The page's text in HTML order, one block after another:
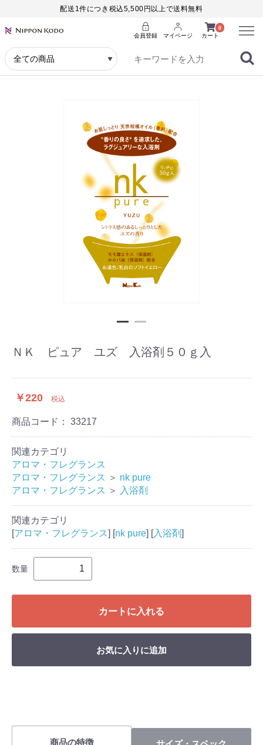
配送1件につき税込5,500円以上で送料無料
0
カート
会員登録 マイページ
Menu
ＮＫ ピュア ユズ 入浴剤５０ｇ入
￥220 税込
商品コード： 33217
関連カテゴリ
アロマ・フレグランス
アロマ・フレグランス ＞ nk pure
アロマ・フレグランス ＞ 入浴剤
関連カテゴリ
[アロマ・フレグランス] [nk pure] [入浴剤]
数量
カートに入れる
お気に入りに追加
商品の特徴